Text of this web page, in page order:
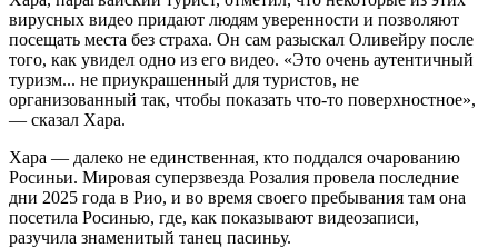
вирусных видео придают людям уверенности и позволяют
посещать места без страха. Он сам разыскал Оливейру после
того, как увидел одно из его видео. «Это очень аутентичный
туризм... не приукрашенный для туристов, не
организованный так, чтобы показать что-то поверхностное»,
— сказал Хара.
Хара — далеко не единственная, кто поддался очарованию
Росиньи. Мировая суперзвезда Розалия провела последние
дни 2025 года в Рио, и во время своего пребывания там она
посетила Росинью, где, как показывают видеозаписи,
разучила знаменитый танец пасиньу.